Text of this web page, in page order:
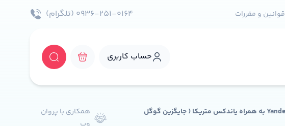
قوانین و مقررات ۰۹۳۶-۲۵۱-۰۱۶۴ (تلگرام)
حساب کاربری
آموزش ثبت سایت در یاندکس Yandex به همراه یاندکس متریکا ( جایگزین گوگل
همکاری با پروان